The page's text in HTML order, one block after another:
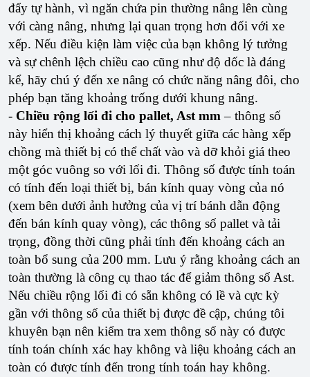
đẩy tự hành, vì ngăn chứa pin thường nâng lên cùng
với càng nâng, nhưng lại quan trọng hơn đối với xe
xếp. Nếu điều kiện làm việc của bạn không lý tưởng
và sự chênh lệch chiều cao cũng như độ dốc là đáng
kể, hãy chú ý đến xe nâng có chức năng nâng đôi, cho
phép bạn tăng khoảng trống dưới khung nâng.
- Chiều rộng lối đi cho pallet, Ast mm– thông số
này hiển thị khoảng cách lý thuyết giữa các hàng xếp
chồng mà thiết bị có thể chất vào và dỡ khỏi giá theo
một góc vuông so với lối đi. Thông số được tính toán
có tính đến loại thiết bị, bán kính quay vòng của nó
(xem bên dưới ảnh hưởng của vị trí bánh dẫn động
đến bán kính quay vòng), các thông số pallet và tải
trọng, đồng thời cũng phải tính đến khoảng cách an
toàn bổ sung của 200 mm. Lưu ý rằng khoảng cách an
toàn thường là công cụ thao tác để giảm thông số Ast.
Nếu chiều rộng lối đi có sẵn không có lề và cực kỳ
gần với thông số của thiết bị được đề cập, chúng tôi
khuyên bạn nên kiểm tra xem thông số này có được
tính toán chính xác hay không và liệu khoảng cách an
toàn có được tính đến trong tính toán hay không.